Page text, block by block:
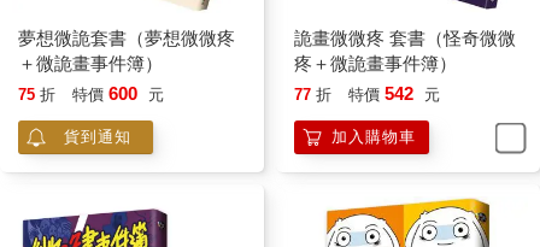
夢想微詭套書（夢想微微疼
＋微詭畫事件簿）
75 折 特價 600 元
貨到通知
詭畫微微疼 套書（怪奇微微
疼＋微詭畫事件簿）
77 折 特價 542 元
加入購物車